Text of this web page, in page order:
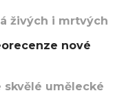
živých i mrtvých
nové
skvělé umělecké